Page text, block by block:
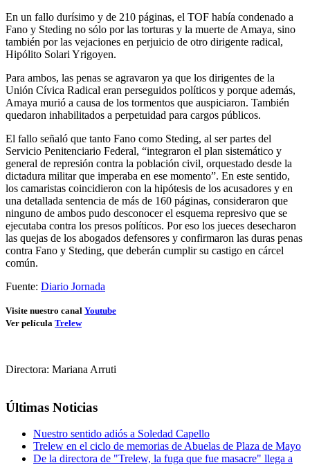
En un fallo durísimo y de 210 páginas, el TOF había condenado a
Fano y Steding no sólo por las torturas y la muerte de Amaya, sino
también por las vejaciones en perjuicio de otro dirigente radical,
Hipólito Solari Yrigoyen.
Para ambos, las penas se agravaron ya que los dirigentes de la
Unión Cívica Radical eran perseguidos políticos y porque además,
Amaya murió a causa de los tormentos que auspiciaron. También
quedaron inhabilitados a perpetuidad para cargos públicos.
El fallo señaló que tanto Fano como Steding, al ser partes del
Servicio Penitenciario Federal, “integraron el plan sistemático y
general de represión contra la población civil, orquestado desde la
dictadura militar que imperaba en ese momento”. En este sentido,
los camaristas coincidieron con la hipótesis de los acusadores y en
una detallada sentencia de más de 160 páginas, consideraron que
ninguno de ambos pudo desconocer el esquema represivo que se
ejecutaba contra los presos políticos. Por eso los jueces desecharon
las quejas de los abogados defensores y confirmaron las duras penas
contra Fano y Steding, que deberán cumplir su castigo en cárcel
común.
Fuente: Diario Jornada
Visite nuestro canal Youtube
Ver película Trelew
Directora: Mariana Arruti
Últimas Noticias
Nuestro sentido adiós a Soledad Capello
Trelew en el ciclo de memorias de Abuelas de Plaza de Mayo
De la directora de "Trelew, la fuga que fue masacre" llega a